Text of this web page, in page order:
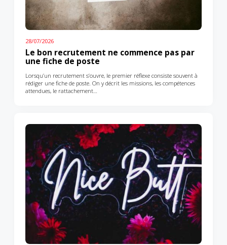
28/07/2026
Le bon recrutement ne commence pas par
une fiche de poste
Lorsqu’un recrutement s’ouvre, le premier réflexe consiste souvent à
rédiger une fiche de poste. On y décrit les missions, les compétences
attendues, le rattachement…